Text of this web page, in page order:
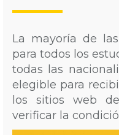
La mayoría de
para todos los
todas las
elegible para
los sitios web
verificar la